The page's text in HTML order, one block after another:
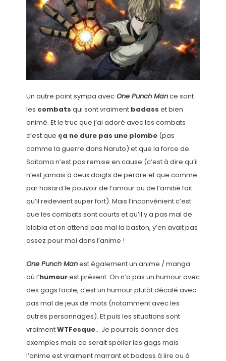
Un autre point sympa avecOne Punch Mance sont
les combats qui sont vraiment badass et bien
animé. Et le truc que j’ai adoré avec les combats
c’est que ça ne dure pas une plombe(pas
comme la guerre dans Naruto) et que la force de
Saitama n’est pas remise en cause (c’est à dire qu’il
n’est jamais à deux doigts de perdre et que comme
par hasard le pouvoir de l’amour ou de l’amitié fait
qu’il redevient super fort). Mais l’inconvénient c’est
que les combats sont courts et qu’il y a pas mal de
blabla et on attend pas mal la baston, y’en avait pas
assez pour moi dans l’anime !
One Punch Manest également un anime / manga
où l’humourest présent. On n’a pas un humour avec
des gags facile, c’est un humour plutôt décalé avec
pas mal de jeux de mots (notamment avec les
autres personnages). Et puis les situations sont
vraimentWTFesque… Je pourrais donner des
exemples mais ce serait spoiler les gags mais
l’anime est vraiment marrant et badass à lire ou à